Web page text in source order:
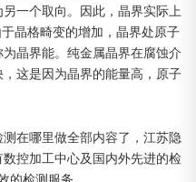
一个取向。因此，晶界实际上
晶格畸变的增加，晶界处原子
晶界能。纯金属晶界在腐蚀介
这是因为晶界的能量高，原子
在哪里做全部内容了，江苏隐
数控加工中心及国内外先进的检